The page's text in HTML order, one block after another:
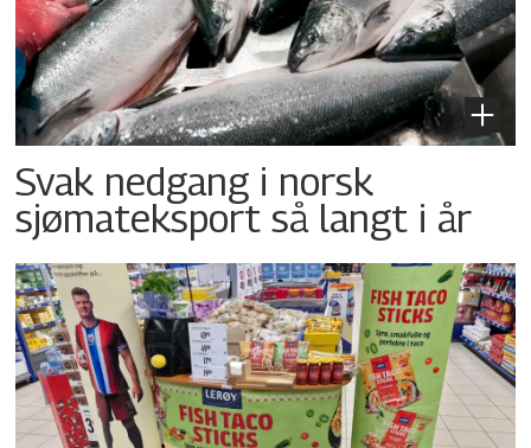
Svak nedgang i norsk
sjømateksport så langt i år